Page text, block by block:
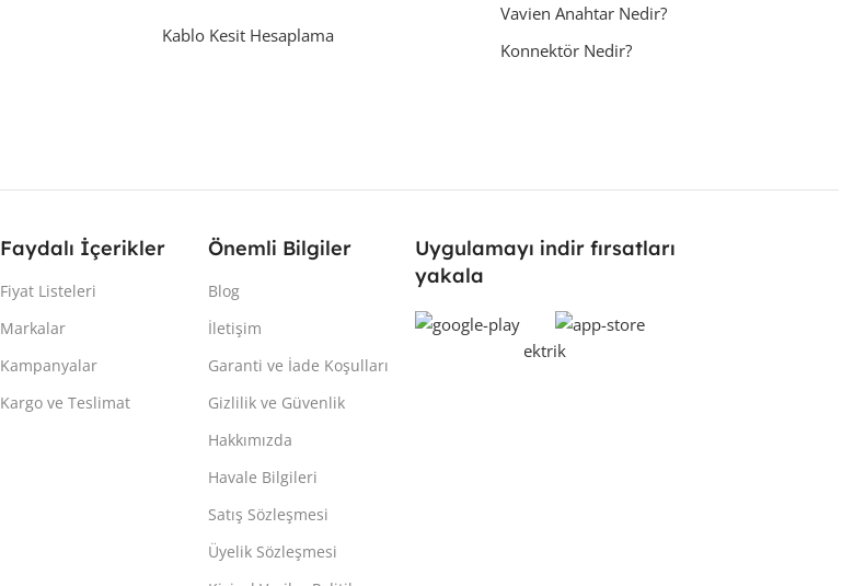
Kablo Kesit Hesaplama
Vavien Anahtar Nedir?
Konnektör Nedir?
Faydalı İçerikler
Fiyat Listeleri
Markalar
Kampanyalar
Kargo ve Teslimat
Önemli Bilgiler
Blog
İletişim
Garanti ve İade Koşulları
Gizlilik ve Güvenlik
Hakkımızda
Havale Bilgileri
Satış Sözleşmesi
Üyelik Sözleşmesi
Uygulamayı indir fırsatları
yakala